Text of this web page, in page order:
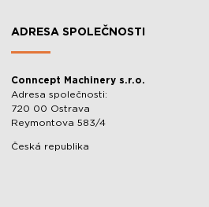
ADRESA SPOLEČNOSTI
Conncept Machinery s.r.o.
Adresa společnosti:
720 00 Ostrava
Reymontova 583/4
Česká republika